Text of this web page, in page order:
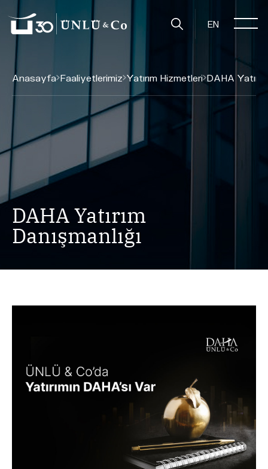
EN
Anasayfa Faaliyetlerimiz Yatırım Hizmetleri DAHA
DAHA Yatırım
Danışmanlığı